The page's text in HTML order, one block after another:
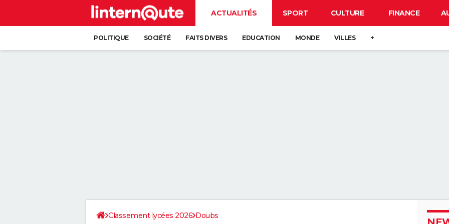
ACTUALITÉS SPORT CULTURE FINANCE
POLITIQUE SOCIÉTÉ FAITS DIVERS EDUCATION MONDE VILLES +
Classement lycées 2026 Doubs